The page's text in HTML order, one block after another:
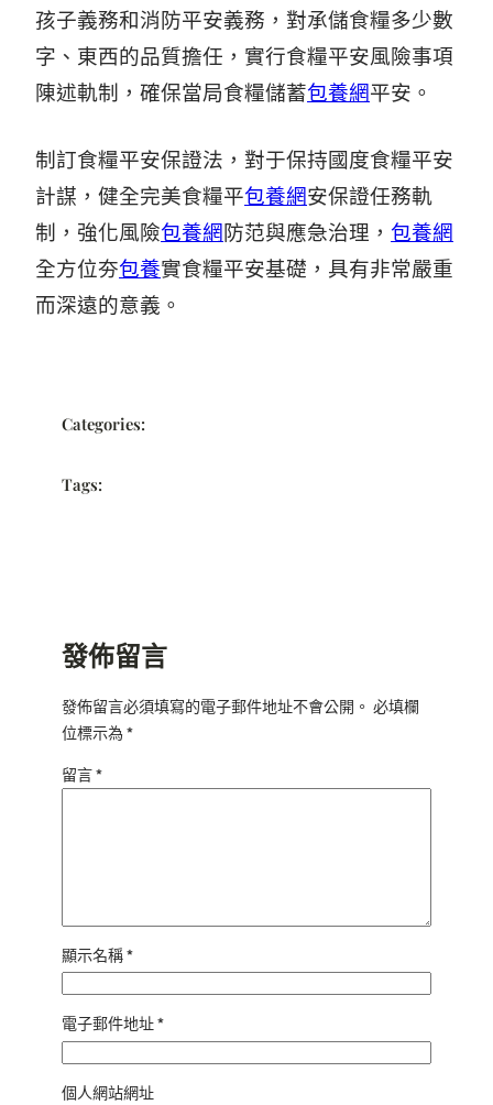
孩子義務和消防平安義務，對承儲食糧多少數
字、東西的品質擔任，實行食糧平安風險事項
陳述軌制，確保當局食糧儲蓄包養網平安。
制訂食糧平安保證法，對于保持國度食糧平安
計謀，健全完美食糧平包養網安保證任務軌
制，強化風險包養網防范與應急治理， 包養網
全方位夯包養實食糧平安基礎，具有非常嚴重
而深遠的意義。
Categories:
Tags:
發佈留言
發佈留言必須填寫的電子郵件地址不會公開。 必填欄
位標示為*
留言*
顯示名稱*
電子郵件地址*
個人網站網址